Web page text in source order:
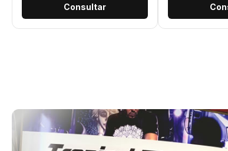
Consultar